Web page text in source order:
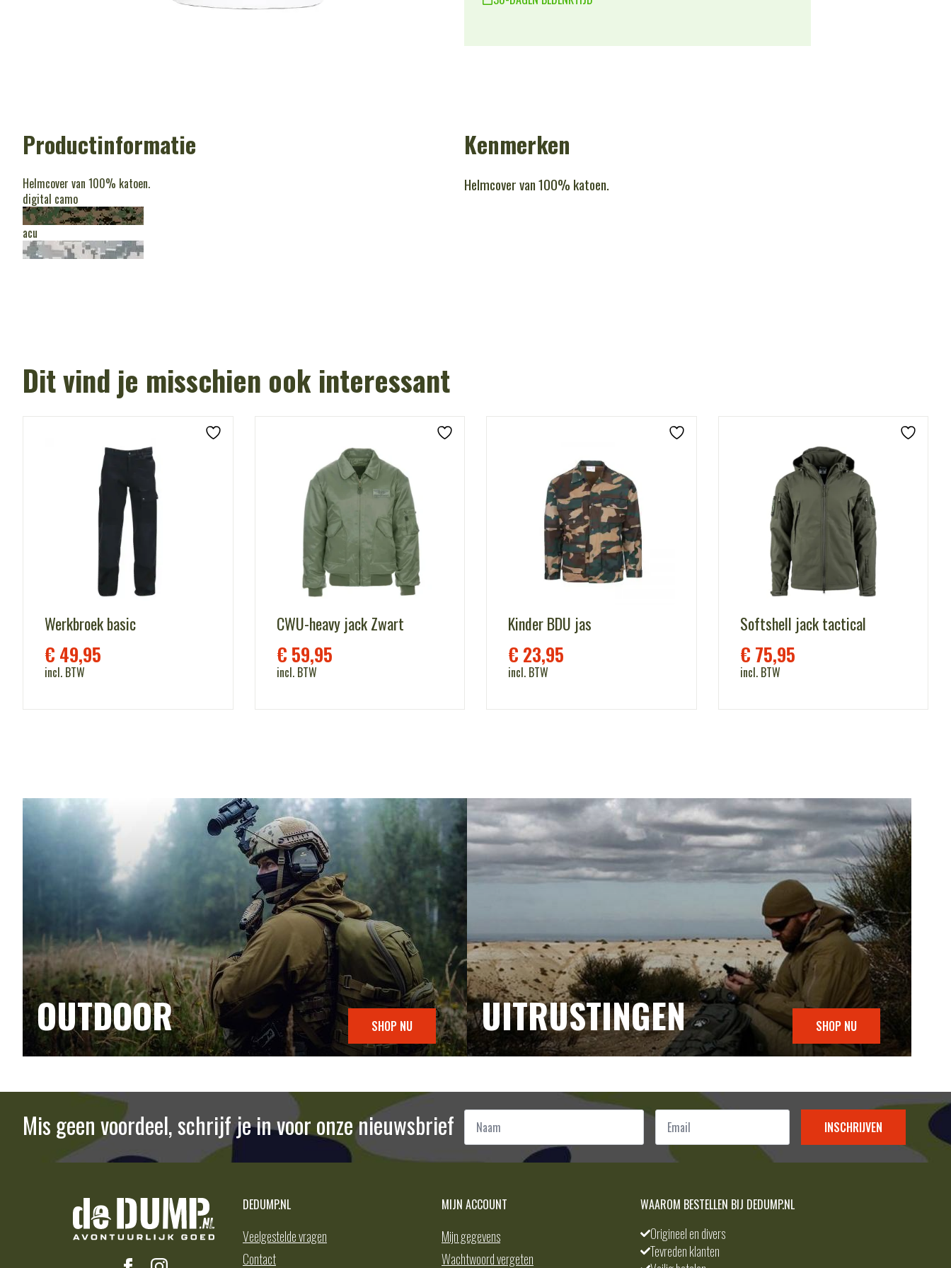
Productinformatie
Helmcover van 100% katoen.
digital camo
acu
Kenmerken
Helmcover van 100% katoen.
Dit vind je misschien ook interessant
Werkbroek basic
€ 49,95
incl. BTW
CWU-heavy jack Zwart
€ 59,95
incl. BTW
Kinder BDU jas
€ 23,95
incl. BTW
Softshell jack tactical
€ 75,95
incl. BTW
OUTDOOR SHOP NU UITRUSTINGEN SHOP NU
Mis geen voordeel, schrijf je in voor onze nieuwsbrief Naam Email
INSCHRIJVEN
DEDUMP.NL
Veelgestelde vragen
Contact
MIJN ACCOUNT
Mijn gegevens
Wachtwoord vergeten
WAAROM BESTELLEN BIJ DEDUMP.NL
Origineel en divers
Tevreden klanten